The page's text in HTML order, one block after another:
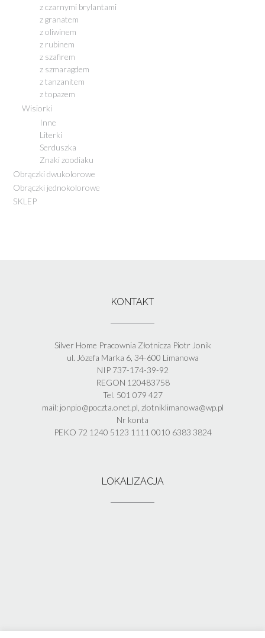
z czarnymi brylantami
z granatem
z oliwinem
z rubinem
z szafirem
z szmaragdem
z tanzanitem
z topazem
Wisiorki
Inne
Literki
Serduszka
Znaki zoodiaku
Obrączki dwukolorowe
Obrączki jednokolorowe
SKLEP
KONTAKT
Silver Home Pracownia Złotnicza Piotr Jonik
ul. Józefa Marka 6, 34-600 Limanowa
NIP 737-174-39-92
REGON 120483758
Tel. 501 079 427
mail: jonpio@poczta.onet.pl, zlotniklimanowa@wp.pl
Nr konta
PEKO 72 1240 5123 1111 0010 6383 3824
LOKALIZACJA